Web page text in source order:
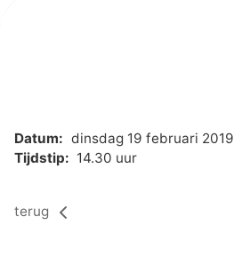
Datum: dinsdag 19 februari 2019
Tijdstip: 14.30 uur
terug